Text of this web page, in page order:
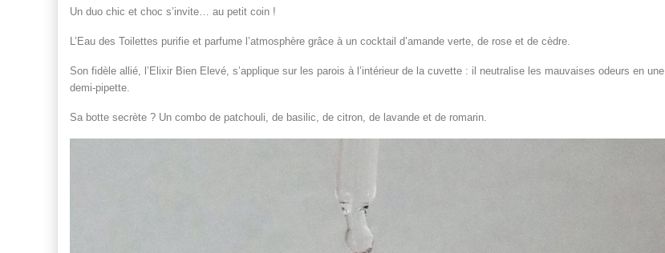
Un duo chic et choc s’invite… au petit coin !
L’Eau des Toilettes purifie et parfume l’atmosphère grâce à un cocktail d’amande verte, de rose et de cèdre.
Son fidèle allié, l’Elixir Bien Elevé, s’applique sur les parois à l’intérieur de la cuvette : il neutralise les mauvaises odeurs en une
demi-pipette.
Sa botte secrète ? Un combo de patchouli, de basilic, de citron, de lavande et de romarin.